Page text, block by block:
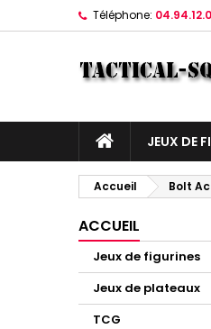
Téléphone:
JEUX DE
Accueil Bolt
ACCUEIL
Jeux de figurines
Jeux de plateaux
TCG